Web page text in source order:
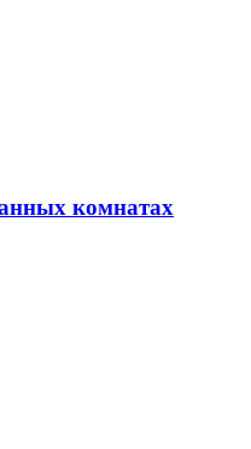
комнатах